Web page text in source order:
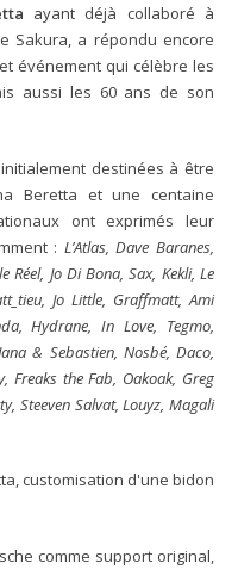
ayant déjà collaboré à
Sakura, a répondu encore
événement qui célèbre les
aussi les 60 ans de son
destinées à être
Beretta et une centaine
ont exprimés leur
: L’Atlas, Dave Baranes,
Réel, Jo Di Bona, Sax, Kekli, Le
Jo Little, Graffmatt, Ami
Hydrane, In Love, Tegmo,
& Sebastien, Nosbé, Daco,
Freaks the Fab, Oakoak, Greg
Steeven Salvat, Louyz, Magali
comme support original,